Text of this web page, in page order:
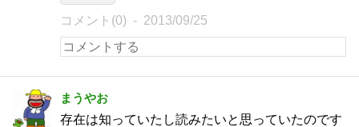
コメント(0) 2013/09/25
まうやお
存在は知っていたし読みたいと思っていたのです